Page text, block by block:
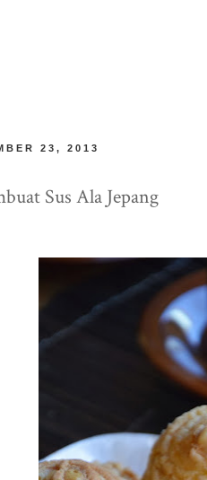
23, 2013
Sus Ala Jepang